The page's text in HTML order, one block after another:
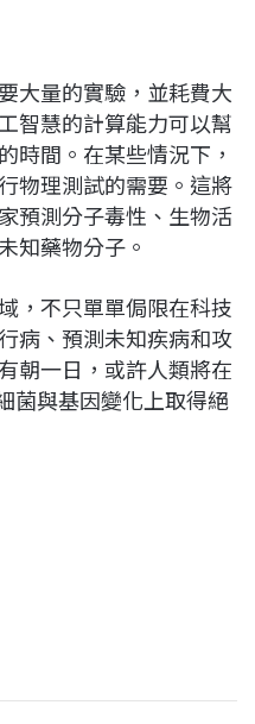
大量的實驗，並耗費大
智慧的計算能力可以幫
時間。在某些情況下，
物理測試的需要。這將
預測分子毒性、生物活
知藥物分子。
，不只單單侷限在科技
病、預測未知疾病和攻
朝一日，或許人類將在
菌與基因變化上取得絕